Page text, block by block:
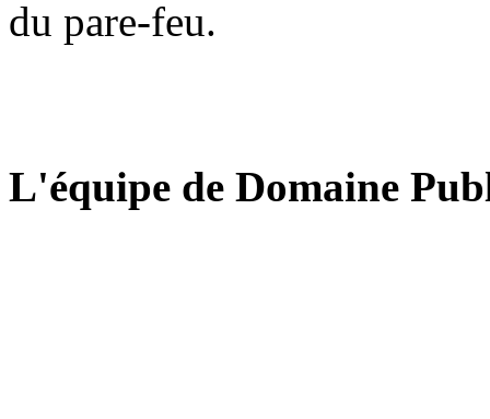
du pare-feu.
L'équipe de Domaine